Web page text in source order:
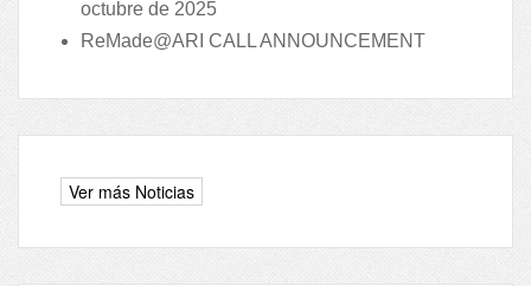
octubre de 2025
ReMade@ARI CALL ANNOUNCEMENT